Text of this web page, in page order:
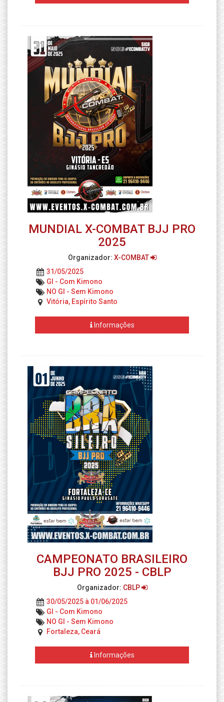
MUNDIAL X-COMBAT BJJ PRO
2025
Organizador: X-COMBAT
31/05/2025
GI - Com Kimono
NO GI - Sem Kimono
Vitória, Espírito Santo
Informações
CAMPEONATO BRASILEIRO
BJJ PRO 2025 - CBLP
Organizador: CBLP
30/05/2025 à 01/06/2025
GI - Com Kimono
NO GI - Sem Kimono
Fortaleza, Ceará
Informações